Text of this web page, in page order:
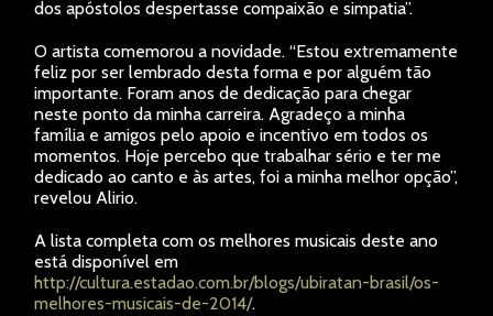
dos apóstolos despertasse compaixão e simpatia”.
O artista comemorou a novidade. “Estou extremamente
feliz por ser lembrado desta forma e por alguém tão
importante. Foram anos de dedicação para chegar
neste ponto da minha carreira. Agradeço a minha
família e amigos pelo apoio e incentivo em todos os
momentos. Hoje percebo que trabalhar sério e ter me
dedicado ao canto e às artes, foi a minha melhor opção”,
revelou Alirio.
A lista completa com os melhores musicais deste ano
está disponível em
http://cultura.estadao.com.br/blogs/ubiratan-brasil/os-
melhores-musicais-de-2014/.